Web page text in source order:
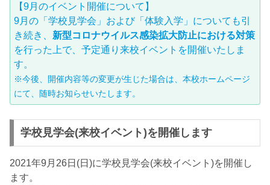
【9月のイベント開催について】
9月の「学校見学会」および「体験入学」についても引
き続き、 新型コロナウイルス感染拡大防止における対策
を行った上で、予定通り来校イベントを開催いたしま
す。
※今後、開催内容等の変更が生じた場合は、本校ホームページ
にて、随時お知らせいたします。
学校見学会(来校イベント)を開催します
2021年9月26日(日)に学校見学会(来校イベント)を開催し
ます。